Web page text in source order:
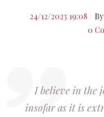
24/12/2023 19:08 By
0
I believe in the
insofar as it is